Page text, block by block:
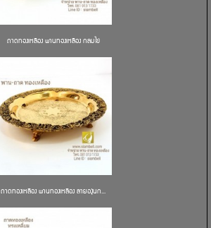
ถาดทองเหลือง พานทองเหลือง กลมไข่
ถาดทองเหลือง พานทองเหลือง ลายองุ่นก...